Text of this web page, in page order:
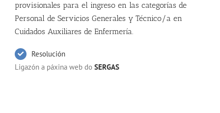
provisionales para el ingreso en las categorías de
Personal de Servicios Generales y Técnico/a en
Cuidados Auxiliares de Enfermería.
Resolución
Ligazón a páxina web do SERGAS